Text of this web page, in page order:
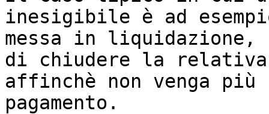
inesigibile è ad
messa in
di chiudere la relativa
affinchè non venga più
pagamento.